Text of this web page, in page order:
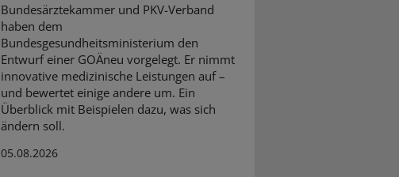
Bundesärztekammer und PKV-Verband
haben dem
Bundesgesundheitsministerium den
Entwurf einer GOÄneu vorgelegt. Er nimmt
innovative medizinische Leistungen auf –
und bewertet einige andere um. Ein
Überblick mit Beispielen dazu, was sich
ändern soll.
05.08.2026